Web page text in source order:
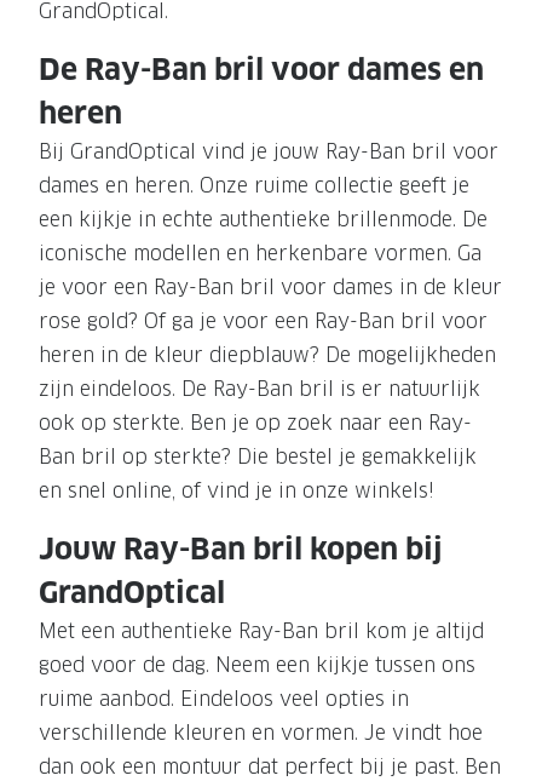
GrandOptical.
De Ray-Ban bril voor dames en
heren
Bij GrandOptical vind je jouw Ray-Ban bril voor
dames en heren. Onze ruime collectie geeft je
een kijkje in echte authentieke brillenmode. De
iconische modellen en herkenbare vormen. Ga
je voor een Ray-Ban bril voor dames in de kleur
rose gold? Of ga je voor een Ray-Ban bril voor
heren in de kleur diepblauw? De mogelijkheden
zijn eindeloos. De Ray-Ban bril is er natuurlijk
ook op sterkte. Ben je op zoek naar een Ray-
Ban bril op sterkte? Die bestel je gemakkelijk
en snel online, of vind je in onze winkels!
Jouw Ray-Ban bril kopen bij
GrandOptical
Met een authentieke Ray-Ban bril kom je altijd
goed voor de dag. Neem een kijkje tussen ons
ruime aanbod. Eindeloos veel opties in
verschillende kleuren en vormen. Je vindt hoe
dan ook een montuur dat perfect bij je past. Ben